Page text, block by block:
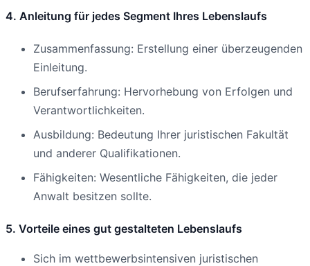
4. Anleitung für jedes Segment Ihres Lebenslaufs
Zusammenfassung: Erstellung einer überzeugenden
Einleitung.
Berufserfahrung: Hervorhebung von Erfolgen und
Verantwortlichkeiten.
Ausbildung: Bedeutung Ihrer juristischen Fakultät
und anderer Qualifikationen.
Fähigkeiten: Wesentliche Fähigkeiten, die jeder
Anwalt besitzen sollte.
5. Vorteile eines gut gestalteten Lebenslaufs
Sich im wettbewerbsintensiven juristischen